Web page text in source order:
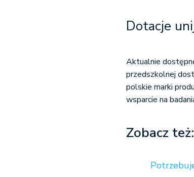
Dotacje
Aktualnie
przedszkolnej
polskie marki
wsparcie na
Zobacz też: